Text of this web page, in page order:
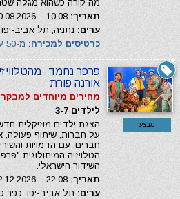
מה קורה כשהוא מגלה
תאריך:
ערים: נתניה, תל אביב-יפו
כרטיסים למכירה: מ-50 עד 79 ש״ח
מבצע
פרפר נחמד-
אורנה פורת
מחירים מיוחדים
לילדים 3-7
הצגת ילדים מוזיקלית
על חברות, שיתוף
חברים, עם הדמויות
הטלויזיה המיתולוגית
השידור הישראלי.
תאריך:
ערים: תל אביב-יפו, כפר